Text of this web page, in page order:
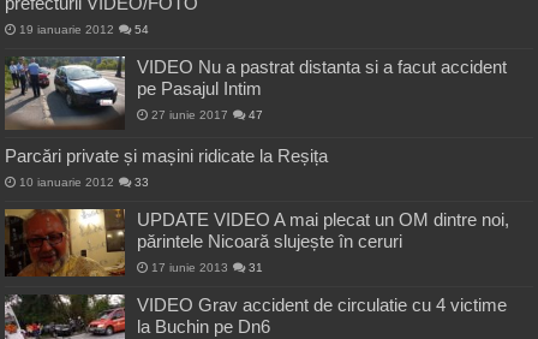
19 ianuarie 2012 54
VIDEO Nu a pastrat distanta si a facut accident
pe Pasajul Intim
27 iunie 2017 47
Parcări private și mașini ridicate la Reșița
10 ianuarie 2012 33
UPDATE VIDEO A mai plecat un OM dintre noi,
părintele Nicoară slujește în ceruri
17 iunie 2013 31
VIDEO Grav accident de circulatie cu 4 victime
la Buchin pe Dn6